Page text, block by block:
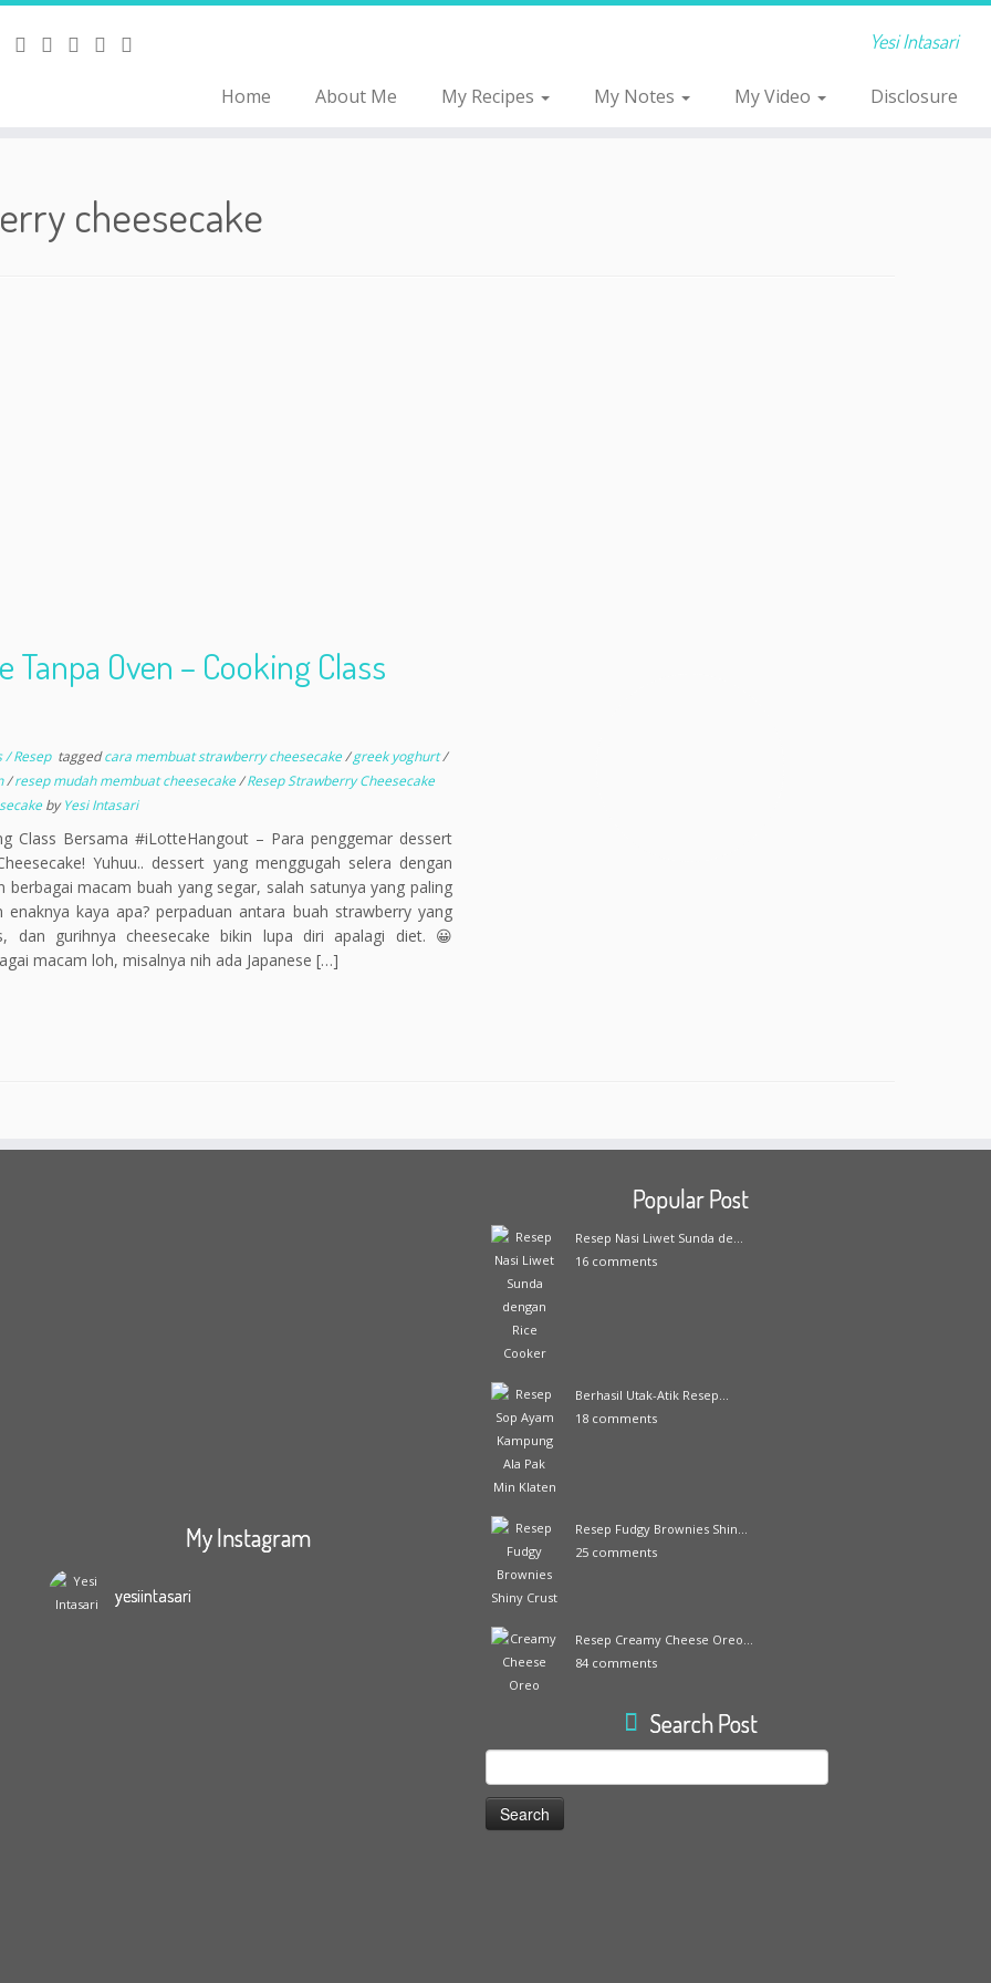
Yesi Intasari
Home About Me My Recipes My Notes My Video Disclosure
cheesecake
Oven – Cooking Class
/ Resep taggedcara membuat strawberry cheesecake/greek yoghurt/
/resep mudah membuat cheesecake/Resep Strawberry Cheesecake
byYesi Intasari
Class Bersama #iLotteHangout – Para penggemar dessert
Yuhuu.. dessert yang menggugah selera dengan
macam buah yang segar, salah satunya yang paling
kaya apa? perpaduan antara buah strawberry yang
dan gurihnya cheesecake bikin lupa diri apalagi diet. 😀
macam loh, misalnya nih ada Japanese […]
My Instagram
yesiintasari
Popular Post
Resep Nasi Liwet Sunda de...
16 comments
Berhasil Utak-Atik Resep...
18 comments
Resep Fudgy Brownies Shin...
25 comments
Resep Creamy Cheese Oreo...
84 comments
Search Post
for: